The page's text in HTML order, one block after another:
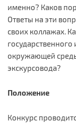
именно? Каков
Ответы на эти
своих коллажах.
окружающей
экскурсовода?
Положение
Конкурс